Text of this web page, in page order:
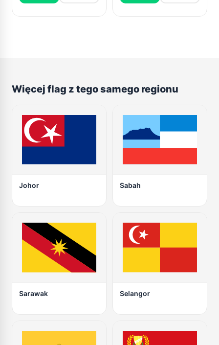
Więcej flag z tego samego regionu
Johor Sabah
Sarawak Selangor